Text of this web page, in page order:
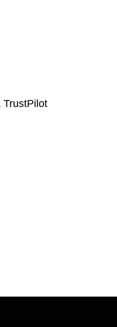
TrustPilot